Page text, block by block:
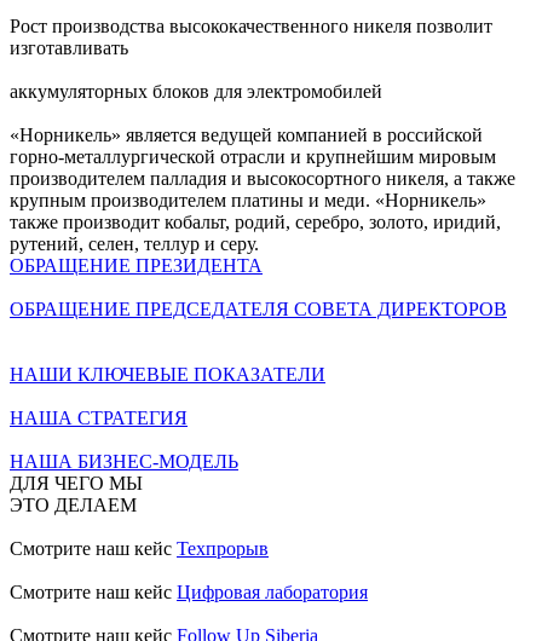
Рост производства высококачественного никеля позволит
изготавливать
аккумуляторных блоков для электромобилей
«Норникель» является ведущей компанией в российской
горно-металлургической отрасли и крупнейшим мировым
производителем палладия и высокосортного никеля, а также
крупным производителем платины и меди. «Норникель»
также производит кобальт, родий, серебро, золото, иридий,
рутений, селен, теллур и серу.
ОБРАЩЕНИЕ ПРЕЗИДЕНТА
ОБРАЩЕНИЕ ПРЕДСЕДАТЕЛЯ СОВЕТА ДИРЕКТОРОВ
НАШИ КЛЮЧЕВЫЕ ПОКАЗАТЕЛИ
НАША СТРАТЕГИЯ
НАША БИЗНЕС-МОДЕЛЬ
ДЛЯ ЧЕГО МЫ
ЭТО ДЕЛАЕМ
Смотрите наш кейс Техпрорыв
Смотрите наш кейс Цифровая лаборатория
Смотрите наш кейс Follow Up Siberia